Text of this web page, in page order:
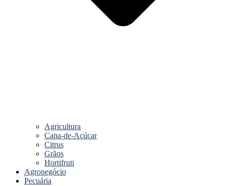
Agricultura
Cana-de-Açúcar
Citrus
Grãos
Hortifruti
Agronegócio
Pecuária